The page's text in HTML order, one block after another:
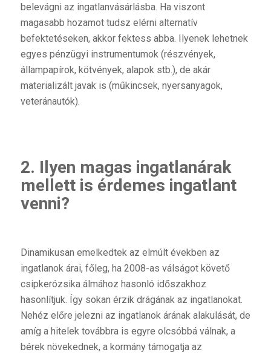
belevágni az ingatlanvásárlásba. Ha viszont
magasabb hozamot tudsz elérni alternatív
befektetéseken, akkor fektess abba. Ilyenek lehetnek
egyes pénzügyi instrumentumok (részvények,
állampapírok, kötvények, alapok stb.), de akár
materializált javak is (műkincsek, nyersanyagok,
veteránautók).
2. Ilyen magas ingatlanárak
mellett is érdemes ingatlant
venni?
Dinamikusan emelkedtek az elmúlt években az
ingatlanok árai, főleg, ha 2008-as válságot követő
csipkerózsika álmához hasonló időszakhoz
hasonlítjuk. Így sokan érzik drágának az ingatlanokat.
Nehéz előre jelezni az ingatlanok árának alakulását, de
amíg a hitelek továbbra is egyre olcsóbbá válnak, a
bérek növekednek, a kormány támogatja az